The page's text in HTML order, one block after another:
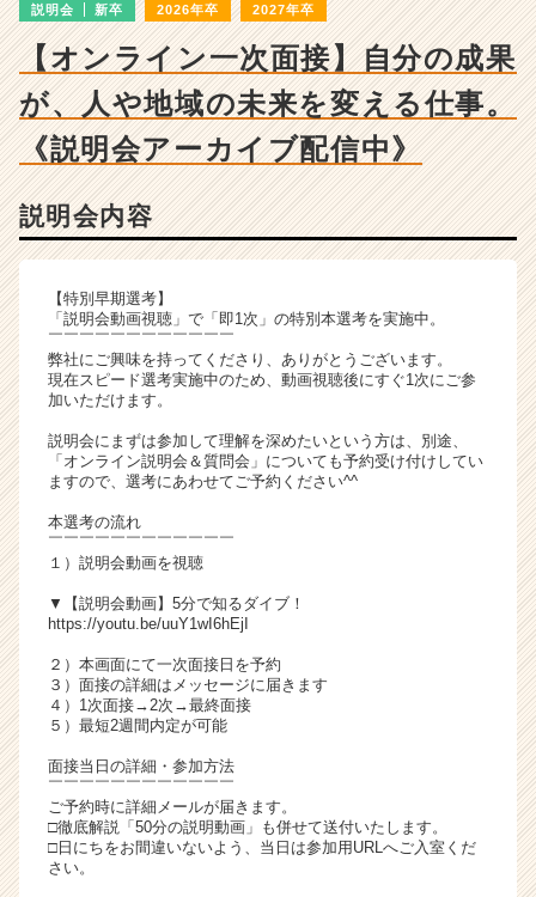
チ
ー・
成
長
企
業
ス
カ
ト
が
届
く
活
サ
イ
チ
ア
ャ
ア
（C
h
e
C
a
説明会 新卒 2026年卒 2027年卒
【オンライン一次面接】自分の成果
が、人や地域の未来を変える仕事。
《説明会アーカイブ配信中》
説明会内容
【特別早期選考】
「説明会動画視聴」で「即1次」の特別本選考を実施中。
￣￣￣￣￣￣￣￣￣￣￣￣
弊社にご興味を持ってくださり、ありがとうございます。
現在スピード選考実施中のため、動画視聴後にすぐ1次にご参
加いただけます。
説明会にまずは参加して理解を深めたいという方は、別途、
「オンライン説明会＆質問会」についても予約受け付けしてい
ますので、選考にあわせてご予約ください^^
本選考の流れ
￣￣￣￣￣￣￣￣￣￣￣￣
１）説明会動画を視聴
▼【説明会動画】5分で知るダイブ！
https://youtu.be/uuY1wI6hEjI
２）本画面にて一次面接日を予約
３）面接の詳細はメッセージに届きます
４）1次面接→2次→最終面接
５）最短2週間内定が可能
面接当日の詳細・参加方法
￣￣￣￣￣￣￣￣￣￣￣￣
ご予約時に詳細メールが届きます。
□徹底解説「50分の説明動画」も併せて送付いたします。
□日にちをお間違いないよう、当日は参加用URLへご入室くだ
さい。